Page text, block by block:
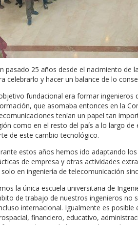
pasado 25 años desde el nacimiento de
celebrarlo y hacer un balance de lo
fundacional era formar ingenieros
que asomaba entonces en la
tenían un papel tan
como en el resto del país a lo largo
de este cambio tecnológico.
estos años hemos ido adaptando
de empresa y otras actividades
en ingeniería de telecomunicación
la única escuela universitaria de
de trabajo de nuestros ingenieros no
internacional. Igualmente es
financiero, educativo,